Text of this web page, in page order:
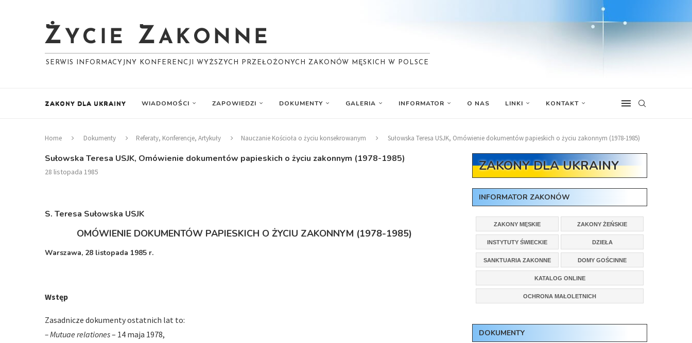
SERWIS INFORMACYJNY KONFERENCJI WYŻSZYCH PRZEŁOŻONYCH ZAKONÓW MĘSKICH W POLSCE
ZAKONY DLA UKRAINY WIADOMOŚCI ZAPOWIEDZI DOKUMENTY GALERIA INFORMATOR O NAS LINKI KONTAKT
Home Dokumenty Referaty, Konferencje, Artykuły Nauczanie Kościoła o życiu konsekrowanym Sułowska Teresa USJK, Omówienie dokumentów papieskich o życiu zakonnym (1978-1985)
Sułowska Teresa USJK, Omówienie dokumentów papieskich o życiu zakonnym (1978-1985)
28 listopada 1985
S. Teresa Sułowska USJK
OMÓWIENIE DOKUMENTÓW PAPIESKICH O ŻYCIU ZAKONNYM (1978-1985)
Warszawa, 28 listopada 1985 r.
Wstęp
Zasadnicze dokumenty ostatnich lat to:
– Mutuae relationes– 14 maja 1978,
ZAKONY DLA UKRAINY
INFORMATOR ZAKONÓW
ZAKONY MĘSKIE ZAKONY ŻEŃSKIE
INSTYTUTY ŚWIECKIE DZIEŁA
SANKTUARIA ZAKONNE DOMY GOŚCINNE
KATALOG ONLINE
OCHRONA MAŁOLETNICH
DOKUMENTY